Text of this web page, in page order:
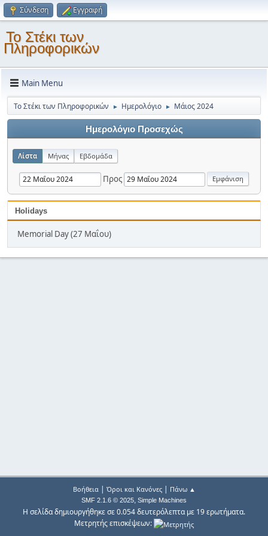
Σύνδεση Εγγραφή
Το Στέκι των
Πληροφορικών
Main Menu
Το Στέκι των Πληροφορικών ► Ημερολόγιο ► Μάιος 2024
Ημερολόγιο Προσεχώς
Λίστα Μήνας Εβδομάδα
Προς
Holidays
Memorial Day (27 Μαΐου)
Βοήθεια| Όροι και Κανόνες| Πάνω ▲
SMF 2.1.6 © 2025, Simple Machines
Η σελίδα δημιουργήθηκε σε 0.054 δευτερόλεπτα με 19 ερωτήματα.
Μετρητής επισκέψεων: